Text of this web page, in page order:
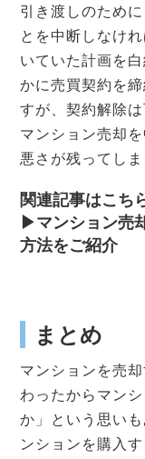
引き渡しのため
とを中断しなけ
いていた計画を
かに売買契約を
すが、契約解除
マンション売却
悪さが残ってし
関連記事はこち
▶︎マンション売
方法をご紹介
まとめ
マンションを売
わったからマン
か」という思い
ンションを購入